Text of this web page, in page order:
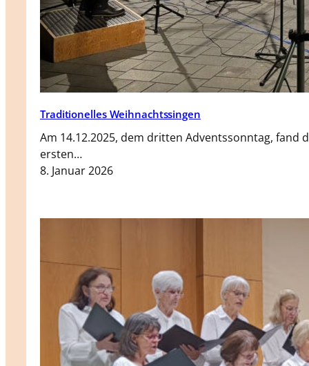
Traditionelles Weihnachtssingen
Am 14.12.2025, dem dritten Adventssonntag,
ersten…
8. Januar 2026